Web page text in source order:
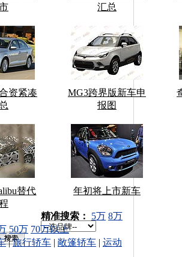
汇总
资紧凑
MG3跨界版新车申
报图
替代
年初将上市新车
车型搜索：
精准搜索： 5万 8万
50万 70万以上
|旅行轿车 | 敞篷轿车 | 运动